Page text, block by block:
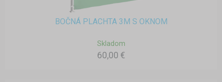
BOČNÁ PLACHTA 3M S OKNOM
Skladom
60,00 €